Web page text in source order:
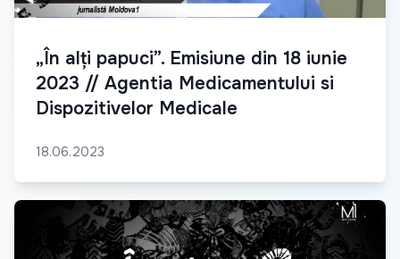
„În alți papuci”. Emisiune din 18 iunie
2023 // Agentia Medicamentului si
Dispozitivelor Medicale
18.06.2023